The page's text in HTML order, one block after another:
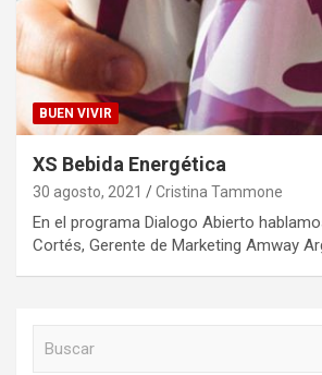
BUEN VIVIR
XS Bebida Energética
30 agosto, 2021 Cristina Tammone
En el programa Dialogo Abierto
Cortés, Gerente de Marketing Amway